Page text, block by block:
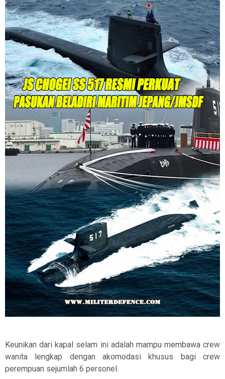
Keunikan dari kapal selam ini adalah mampu membawa crew
wanita lengkap dengan akomodasi khusus bagi crew
perempuan sejumlah 6 personel.